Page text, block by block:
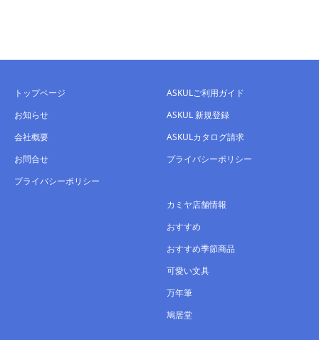
トップページ
お知らせ
会社概要
お問合せ
プライバシーポリシー
ASKULご利用ガイド
ASKUL 新規登録
ASKULカタログ請求
プライバシーポリシー
カミヤ店舗情報
おすすめ
おすすめ季節商品
可愛い文具
万年筆
鳩居堂